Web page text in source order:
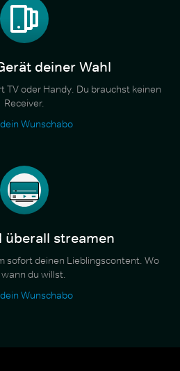
deiner Wahl
TV oder Handy. Du brauchst keinen
Receiver.
Wunschabo
überall streamen
sofort deinen Lieblingscontent. Wo
du willst.
Wunschabo